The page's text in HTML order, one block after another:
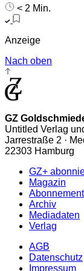
< 2 Min.
Anzeige
Nach oben
GZ
Untitled Verlag
Jarrestraße 2 ·
22303 Hamburg
GZ+
Magazin
Abonnement
Archiv
Mediadaten
Verlag
AGB
Datenschutz
Impressum